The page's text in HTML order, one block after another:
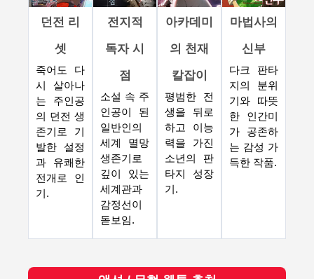
던전 리
셋
죽어도 다
시 살아나
는 주인공
의 던전 생
존기로 기
발한 설정
과 유쾌한
전개로 인
기.
전지적
독자 시
점
소설 속 주
인공이 된
일반인의
세계 멸망
생존기로
깊이 있는
세계관과
감정선이
돋보임.
아카데미
의 천재
칼잡이
평범한 전
생을 뒤로
하고 이능
력을 가진
소년의 판
타지 성장
기.
마법사의
신부
다크 판타
지의 분위
기와 따뜻
한 인간미
가 공존하
는 감성 가
득한 작품.